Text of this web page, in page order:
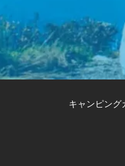
キャンピング